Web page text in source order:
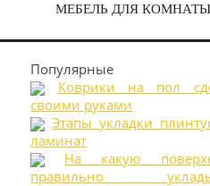
МЕБЕЛЬ ДЛЯ КОМНАТЫ
Популярные
Коврики на пол
своими руками
Этапы укладки
ламинат
На какую
правильно